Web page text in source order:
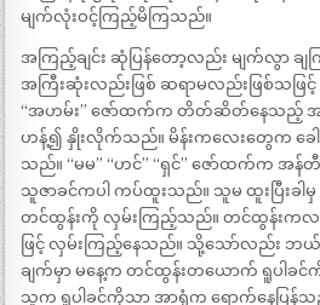
မျက်လုံးဝင့်ကြည့်မိကြသည်။
အကြည့်ချင်း ဆုံပြန်တော့လည်း မျက်လွာ ခ
အကြီးဆုံးလည်းဖြစ် ဆရာမလည်းဖြစ်သဖြင့်
“အဟမ်း” ဇော်ထက်က တိတ်ဆိတ်နေသည့် အခ
ဟန့်၍ နှိုးလိုက်သည်။ မိန်းကလေးတွေက ခေ
သည်။ “မမ” “ဟင်” “ရှင်” ဇော်ထက်က အန်
သူဇာခင်ကပါ ကပ်ထူးသည်။ သူမ ထူးပြီးခါ
တင်ထွန်းကို လှမ်းကြည့်သည်။ တင်ထွန်းက
ဖြင့် လှမ်းကြည့်နေသည်။ သို့သော်လည်း ဘယ်
ချက်မှာ မနေ့က တင်ထွန်းတယောက် ရူပါခင်
သူက ရူပါခင်ကိုသာ အာရုံက ရောက်နေပြန်သည်